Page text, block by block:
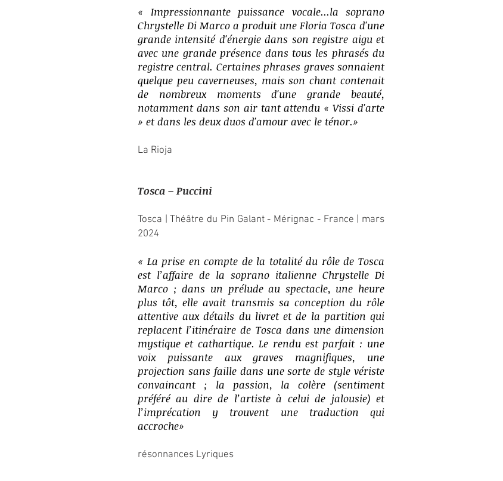
« Impressionnante puissance vocale...la soprano
Chrystelle Di Marco a produit une Floria Tosca d'une
grande intensité d'énergie dans son registre aigu et
avec une grande présence dans tous les phrasés du
registre central. Certaines phrases graves sonnaient
quelque peu caverneuses, mais son chant contenait
de nombreux moments d'une grande beauté,
notamment dans son air tant attendu « Vissi d'arte
» et dans les deux duos d'amour avec le ténor.»
La Rioja
Tosca – Puccini
Tosca | Théâtre du Pin Galant - Mérignac - France | mars
2024
« La prise en compte de la totalité du rôle de Tosca
est l’affaire de la soprano italienne Chrystelle Di
Marco ; dans un prélude au spectacle, une heure
plus tôt, elle avait transmis sa conception du rôle
attentive aux détails du livret et de la partition qui
replacent l’itinéraire de Tosca dans une dimension
mystique et cathartique. Le rendu est parfait : une
voix puissante aux graves magnifiques, une
projection sans faille dans une sorte de style vériste
convaincant ; la passion, la colère (sentiment
préféré au dire de l’artiste à celui de jalousie) et
l’imprécation y trouvent une traduction qui
accroche»
résonnances Lyriques